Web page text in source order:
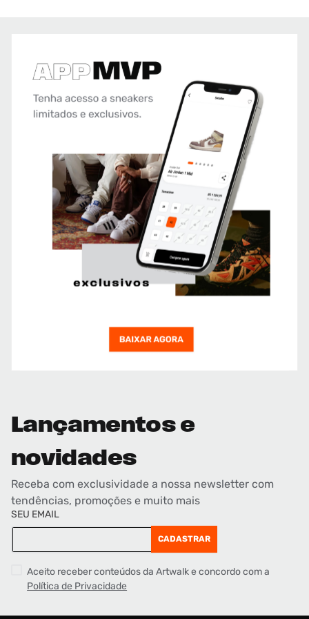
Lançamentos e
novidades
Receba com exclusividade a nossa newsletter com
tendências, promoções e muito mais
SEU EMAIL
CADASTRAR
Aceito receber conteúdos da Artwalk e concordo com a
Política de Privacidade